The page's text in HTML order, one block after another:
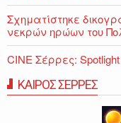
Σχηματίστηκε
νεκρών ηρώων του
CINE Σέρρες:
ΚΑΙΡΟΣ ΣΕΡΡΕΣ